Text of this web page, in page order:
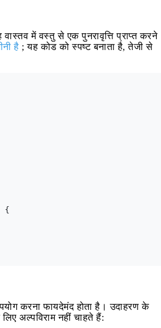
में वस्तु से एक पुनरावृत्ति प्राप्त करने
है ; यह कोड को स्पष्ट बनाता है, तेजी से
{
करना फायदेमंद होता है। उदाहरण के
अल्पविराम नहीं चाहते हैं: